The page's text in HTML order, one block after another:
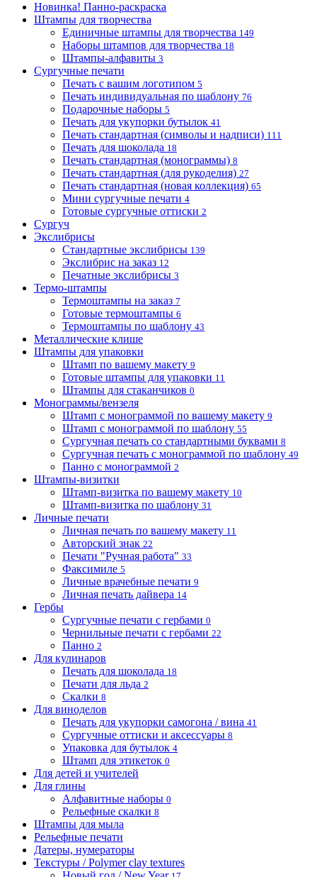
Новинка! Панно-раскраска
Штампы для творчества
Единичные штампы для творчества 149
Наборы штампов для творчества 18
Штампы-алфавиты 3
Сургучные печати
Печать с вашим логотипом 5
Печать индивидуальная по шаблону 76
Подарочные наборы 5
Печать для укупорки бутылок 41
Печать стандартная (символы и надписи) 111
Печать для шоколада 18
Печать стандартная (монограммы) 8
Печать стандартная (для рукоделия) 27
Печать стандартная (новая коллекция) 65
Мини сургучные печати 4
Готовые сургучные оттиски 2
Сургуч
Экслибрисы
Стандартные экслибрисы 139
Экслибрис на заказ 12
Печатные экслибрисы 3
Термо-штампы
Термоштампы на заказ 7
Готовые термоштампы 6
Термоштампы по шаблону 43
Металлические клише
Штампы для упаковки
Штамп по вашему макету 9
Готовые штампы для упаковки 11
Штампы для стаканчиков 0
Монограммы/вензеля
Штамп с монограммой по вашему макету 9
Штамп с монограммой по шаблону 55
Сургучная печать со стандартными буквами 8
Сургучная печать с монограммой по шаблону 49
Панно с монограммой 2
Штампы-визитки
Штамп-визитка по вашему макету 10
Штамп-визитка по шаблону 31
Личные печати
Личная печать по вашему макету 11
Авторский знак 22
Печати "Ручная работа" 33
Факсимиле 5
Личные врачебные печати 9
Личная печать дайвера 14
Гербы
Сургучные печати с гербами 0
Чернильные печати с гербами 22
Панно 2
Для кулинаров
Печать для шоколада 18
Печати для льда 2
Скалки 8
Для виноделов
Печать для укупорки самогона / вина 41
Сургучные оттиски и аксессуары 8
Упаковка для бутылок 4
Штамп для этикеток 0
Для детей и учителей
Для глины
Алфавитные наборы 0
Рельефные скалки 8
Штампы для мыла
Рельефные печати
Датеры, нумераторы
Текстуры / Polymer clay textures